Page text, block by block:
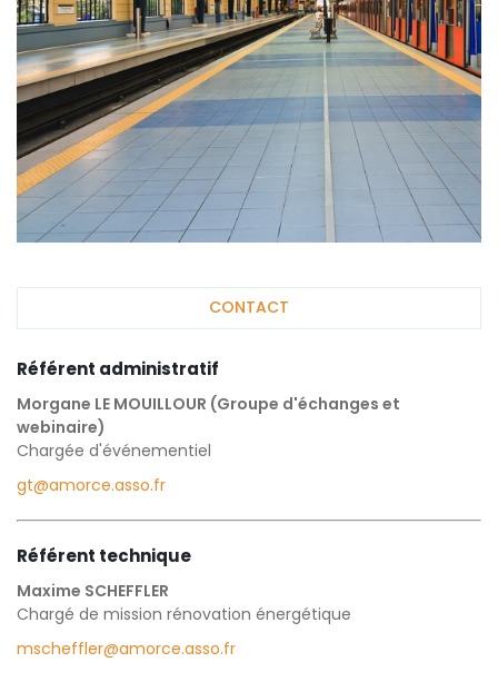
CONTACT
Référent administratif
Morgane LE MOUILLOUR (Groupe d'échanges et
webinaire)
Chargée d'événementiel
gt@amorce.asso.fr
Référent technique
Maxime SCHEFFLER
Chargé de mission rénovation énergétique
mscheffler@amorce.asso.fr